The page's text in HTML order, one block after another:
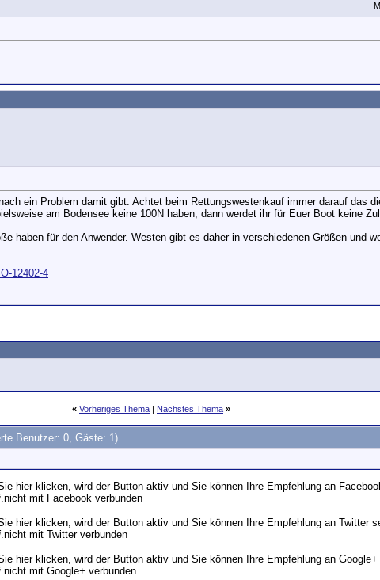
ein Problem damit gibt. Achtet beim Rettungswestenkauf immer darauf das
am Bodensee keine 100N haben, dann werdet ihr für Euer Boot keine
haben für den Anwender. Westen gibt es daher in verschiedenen Größen und
12402-4
« Vorheriges Thema | Nächstes Thema »
Benutzer: 0, Gäste: 1)
hier klicken, wird der Button aktiv und Sie können Ihre Empfehlung an
.nicht mit Facebook verbunden
hier klicken, wird der Button aktiv und Sie können Ihre Empfehlung an Twitter
.nicht mit Twitter verbunden
hier klicken, wird der Button aktiv und Sie können Ihre Empfehlung an
.nicht mit Google+ verbunden